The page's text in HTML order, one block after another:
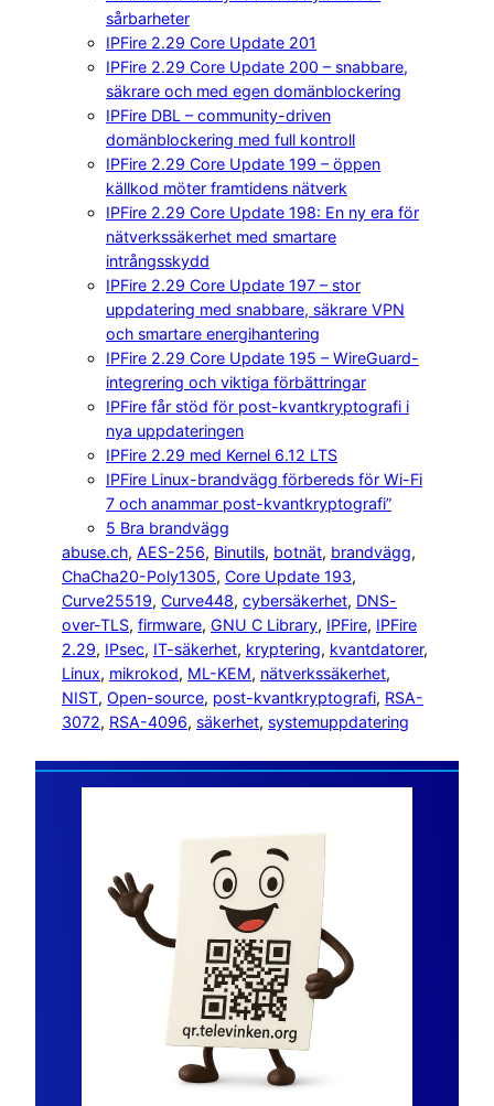
sårbarheter
IPFire 2.29 Core Update 201
IPFire 2.29 Core Update 200 – snabbare,
säkrare och med egen domänblockering
IPFire DBL – community-driven
domänblockering med full kontroll
IPFire 2.29 Core Update 199 – öppen
källkod möter framtidens nätverk
IPFire 2.29 Core Update 198: En ny era för
nätverkssäkerhet med smartare
intrångsskydd
IPFire 2.29 Core Update 197 – stor
uppdatering med snabbare, säkrare VPN
och smartare energihantering
IPFire 2.29 Core Update 195 – WireGuard-
integrering och viktiga förbättringar
IPFire får stöd för post-kvantkryptografi i
nya uppdateringen
IPFire 2.29 med Kernel 6.12 LTS
IPFire Linux-brandvägg förbereds för Wi-Fi
7 och anammar post-kvantkryptografi”
5 Bra brandvägg
abuse.ch, AES-256, Binutils, botnät, brandvägg
ChaCha20-Poly1305, Core Update 193
Curve25519, Curve448, cybersäkerhet, DNS-
over-TLS, firmware, GNU C Library, IPFire, IPFire
2.29, IPsec, IT-säkerhet, kryptering, kvantdatorer
Linux, mikrokod, ML-KEM, nätverkssäkerhet
NIST, Open-source, post-kvantkryptografi, RSA-
3072, RSA-4096, säkerhet, systemuppdatering